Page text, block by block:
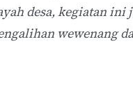
desa, kegiatan ini
wewenang